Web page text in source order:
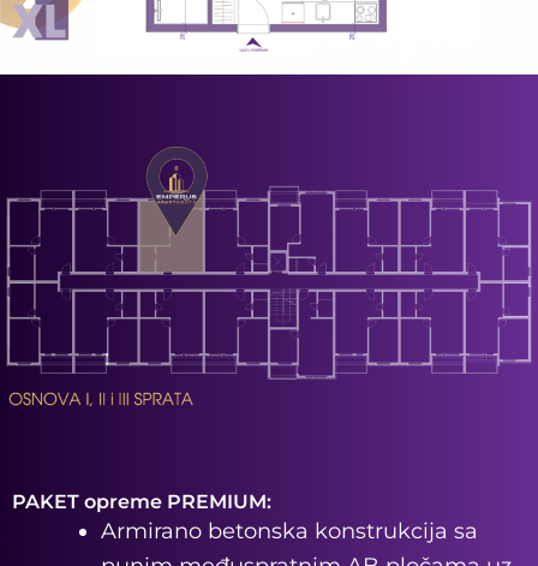
PAKET opreme PREMIUM:
Armirano betonska konstrukcija sa